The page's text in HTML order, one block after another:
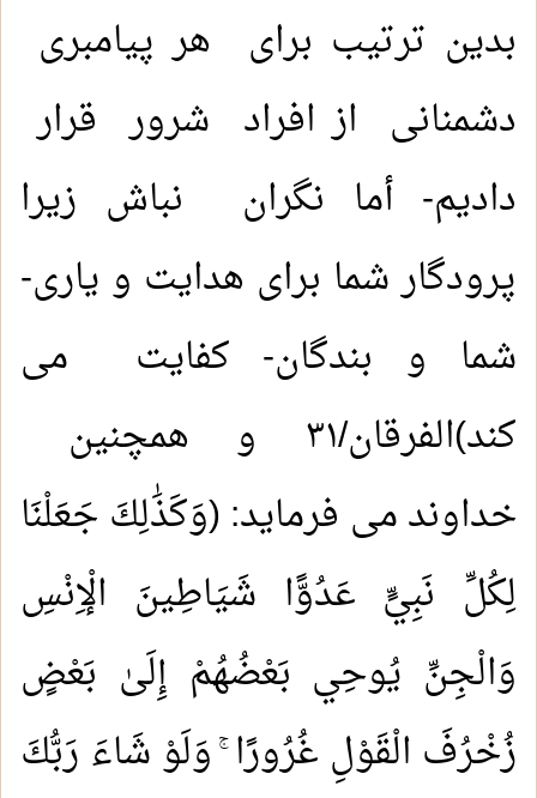
بدین ترتیب برای هر پیامبری
دشمنانی از افراد شرور قرار
دادیم- أما نگران نباش زیرا
پرودگار شما برای هدایت و یاری-
شما و بندگان- کفایت می
کند)الفرقان/٣١ و همچنین
خداوند می فرماید: (وَكَذَٰلِكَ جَعَلْنَا
لِكُلِّ نَبِيٍّ عَدُوًّا شَيَاطِينَ الْإِنْسِ
وَالْجِنِّ يُوحِي بَعْضُهُمْ إِلَىٰ بَعْضٍ
زُخْرُفَ الْقَوْلِ غُرُورًا ۚ وَلَوْ شَاءَ رَبُّكَ